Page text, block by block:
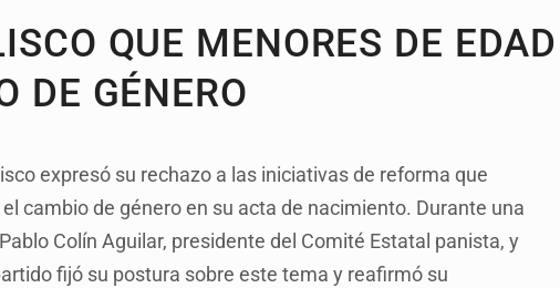
QUE MENORES DE EDAD
DE GÉNERO
expresó su rechazo a las iniciativas de reforma que
cambio de género en su acta de nacimiento. Durante una
Colín Aguilar, presidente del Comité Estatal panista, y
fijó su postura sobre este tema y reafirmó su